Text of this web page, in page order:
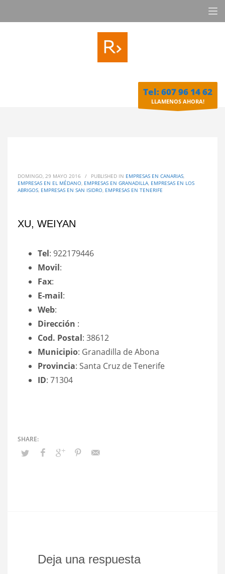
Tel: 607 96 14 62
LLAMENOS AHORA!
DOMINGO, 29 MAYO 2016 / PUBLISHED IN EMPRESAS EN CANARIAS,
EMPRESAS EN EL MÉDANO, EMPRESAS EN GRANADILLA, EMPRESAS EN LOS
ABRIGOS, EMPRESAS EN SAN ISIDRO, EMPRESAS EN TENERIFE
XU, WEIYAN
Tel: 922179446
Movil:
Fax:
E-mail:
Web:
Dirección :
Cod. Postal: 38612
Municipio: Granadilla de Abona
Provincia: Santa Cruz de Tenerife
ID: 71304
Deja una respuesta